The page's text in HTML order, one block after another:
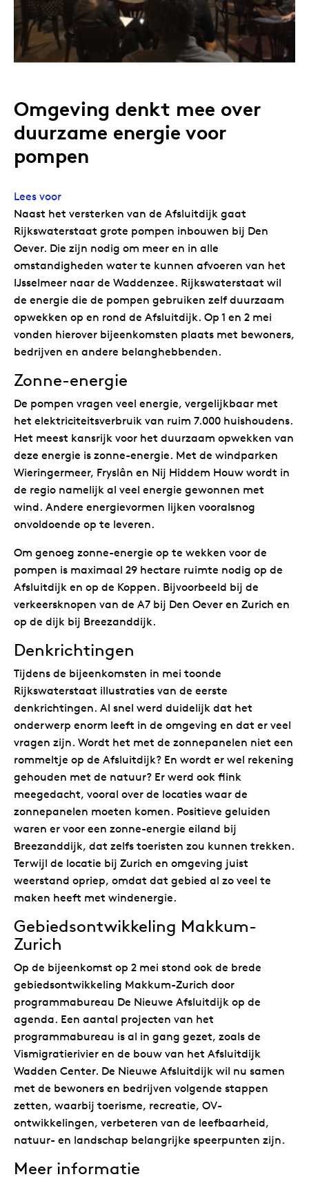
Omgeving denkt mee over
duurzame energie voor
pompen
Lees voor
Naast het versterken van de Afsluitdijk gaat
Rijkswaterstaat grote pompen inbouwen bij Den
Oever. Die zijn nodig om meer en in alle
omstandigheden water te kunnen afvoeren van het
IJsselmeer naar de Waddenzee. Rijkswaterstaat wil
de energie die de pompen gebruiken zelf duurzaam
opwekken op en rond de Afsluitdijk. Op 1 en 2 mei
vonden hierover bijeenkomsten plaats met bewoners,
bedrijven en andere belanghebbenden.
Zonne-energie
De pompen vragen veel energie, vergelijkbaar met
het elektriciteitsverbruik van ruim 7.000 huishoudens.
Het meest kansrijk voor het duurzaam opwekken van
deze energie is zonne-energie. Met de windparken
Wieringermeer, Fryslân en Nij Hiddem Houw wordt in
de regio namelijk al veel energie gewonnen met
wind. Andere energievormen lijken vooralsnog
onvoldoende op te leveren.
Om genoeg zonne-energie op te wekken voor de
pompen is maximaal 29 hectare ruimte nodig op de
Afsluitdijk en op de Koppen. Bijvoorbeeld bij de
verkeersknopen van de A7 bij Den Oever en Zurich en
op de dijk bij Breezanddijk.
Denkrichtingen
Tijdens de bijeenkomsten in mei toonde
Rijkswaterstaat illustraties van de eerste
denkrichtingen. Al snel werd duidelijk dat het
onderwerp enorm leeft in de omgeving en dat er veel
vragen zijn. Wordt het met de zonnepanelen niet een
rommeltje op de Afsluitdijk? En wordt er wel rekening
gehouden met de natuur? Er werd ook flink
meegedacht, vooral over de locaties waar de
zonnepanelen moeten komen. Positieve geluiden
waren er voor een zonne-energie eiland bij
Breezanddijk, dat zelfs toeristen zou kunnen trekken.
Terwijl de locatie bij Zurich en omgeving juist
weerstand opriep, omdat dat gebied al zo veel te
maken heeft met windenergie.
Gebiedsontwikkeling Makkum-
Zurich
Op de bijeenkomst op 2 mei stond ook de brede
gebiedsontwikkeling Makkum-Zurich door
programmabureau De Nieuwe Afsluitdijk op de
agenda. Een aantal projecten van het
programmabureau is al in gang gezet, zoals de
Vismigratierivier en de bouw van het Afsluitdijk
Wadden Center. De Nieuwe Afsluitdijk wil nu samen
met de bewoners en bedrijven volgende stappen
zetten, waarbij toerisme, recreatie, OV-
ontwikkelingen, verbeteren van de leefbaarheid,
natuur- en landschap belangrijke speerpunten zijn.
Meer informatie